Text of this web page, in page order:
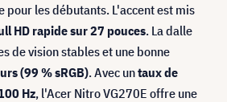
pour les débutants. L'accent est mis
HD rapide sur 27 pouces. La dalle
de vision stables et une bonne
(99 % sRGB). Avec untaux de
Hz, l'Acer Nitro VG270E offre une